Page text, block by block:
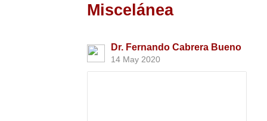
Miscelánea
Dr. Fernando Cabrera Bueno
14 May 2020